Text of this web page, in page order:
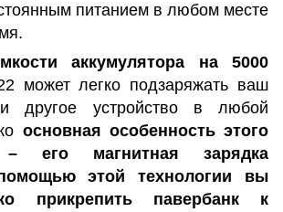
питанием в любом месте
аккумулятора на 5000
может легко подзаряжать ваш
другое устройство в любой
основная особенность этого
– его магнитная зарядка
этой технологии вы
прикрепить павербанк к